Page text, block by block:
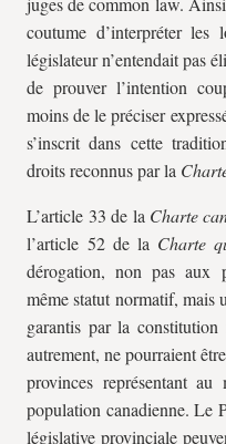
coutume d’interpréter
législateur n’entendait pas
de prouver l’intention
moins de le préciser
s’inscrit dans cette
droits reconnus par la
L’article 33 de la Charte
l’article 52 de la Charte
dérogation, non pas aux
même statut normatif, mais
garantis par la
autrement, ne pourraient
provinces représentant
population canadienne. Le
législative provinciale